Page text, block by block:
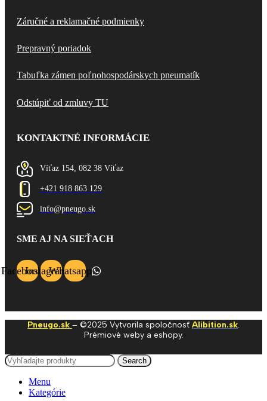
Záručné a reklamačné podmienky
Prepravný poriadok
Tabuľka zámen poľnohospodárskych pneumatík
Odstúpiť od zmluvy TU
KONTAKTNÉ INFORMÁCIE
Víťaz 154, 082 38 Víťaz
+421 918 863 129
info@pneugo.sk
SME AJ NA SIEŤACH
FacebookInstagramWhatsapp
Pneugo.sk – ©2025 Vytvorila spoločnosť Alibition.sk.
Prémiové weby a eshopy.
Search
Menu
Kategórie